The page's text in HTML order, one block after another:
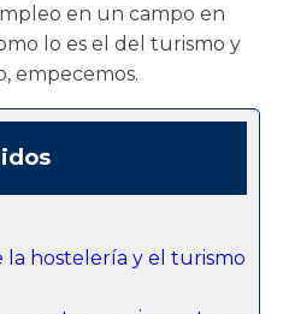
en un campo en
lo es el del turismo y
empecemos.
la hostelería y el turismo